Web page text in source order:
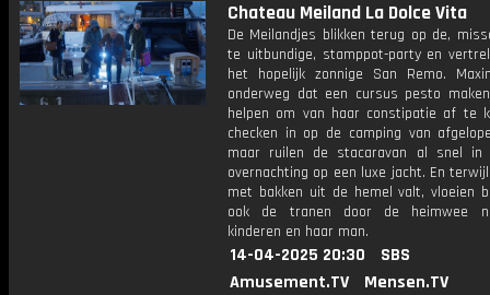
Chateau Meiland La Dolce Vita
De Meilandjes blikken terug op de,
te uitbundige, stamppot-party en
het hopelijk zonnige San Remo.
onderweg dat een cursus pesto
helpen om van haar constipatie af te
checken in op de camping van
maar ruilen de stacaravan al snel in
overnachting op een luxe jacht. En
met bakken uit de hemel valt, vloeien
ook de tranen door de heimwee
kinderen en haar man.
14-04-2025 20:30
SBS
Amusement.TV
Mensen.TV